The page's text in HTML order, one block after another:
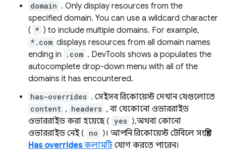
domain . Only display resources from the
specified domain. You can use a wildcard character
( * ) to include multiple domains. For example,
*.com displays resources from all domain names
ending in
.com . DevTools shows a populates the
autocomplete drop-down menu with all of the
domains it has encountered.
has-overrides . সেইসব রিকোয়েস্ট দেখান যেগুলোতে
content , headers , বা যেকোনো ওভাররাইড
ওভাররাইড করা হয়েছে ( yes ), অথবা কোনো
ওভাররাইড নেই ( no )। আপনি রিকোয়েস্ট টেবিলে সংশ্লিষ্ট
Has overridesকলামটিযোগ করতে পারেন।